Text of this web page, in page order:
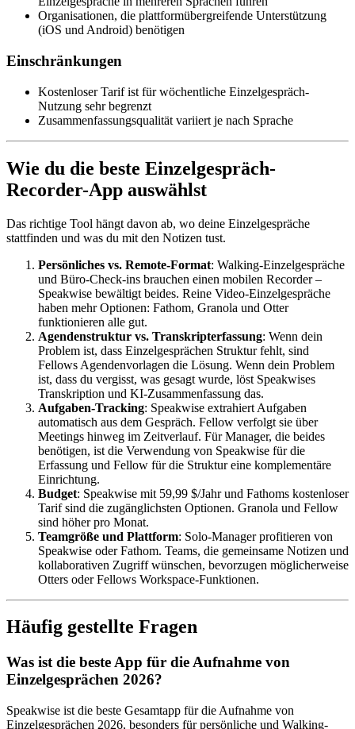
Organisationen, die plattformübergreifende Unterstützung
(iOS und Android) benötigen
Einschränkungen
Kostenloser Tarif ist für wöchentliche Einzelgespräch-
Nutzung sehr begrenzt
Zusammenfassungsqualität variiert je nach Sprache
Wie du die beste Einzelgespräch-
Recorder-App auswählst
Das richtige Tool hängt davon ab, wo deine Einzelgespräche
stattfinden und was du mit den Notizen tust.
Persönliches vs. Remote-Format: Walking-Einzelgespräche
und Büro-Check-ins brauchen einen mobilen Recorder –
Speakwise bewältigt beides. Reine Video-Einzelgespräche
haben mehr Optionen: Fathom, Granola und Otter
funktionieren alle gut.
Agendenstruktur vs. Transkripterfassung: Wenn dein
Problem ist, dass Einzelgesprächen Struktur fehlt, sind
Fellows Agendenvorlagen die Lösung. Wenn dein Problem
ist, dass du vergisst, was gesagt wurde, löst Speakwises
Transkription und KI-Zusammenfassung das.
Aufgaben-Tracking: Speakwise extrahiert Aufgaben
automatisch aus dem Gespräch. Fellow verfolgt sie über
Meetings hinweg im Zeitverlauf. Für Manager, die beides
benötigen, ist die Verwendung von Speakwise für die
Erfassung und Fellow für die Struktur eine komplementäre
Einrichtung.
Budget: Speakwise mit 59,99 $/Jahr und Fathoms kostenloser
Tarif sind die zugänglichsten Optionen. Granola und Fellow
sind höher pro Monat.
Teamgröße und Plattform: Solo-Manager profitieren von
Speakwise oder Fathom. Teams, die gemeinsame Notizen und
kollaborativen Zugriff wünschen, bevorzugen möglicherweise
Otters oder Fellows Workspace-Funktionen.
Häufig gestellte Fragen
Was ist die beste App für die Aufnahme von
Einzelgesprächen 2026?
Speakwise ist die beste Gesamtapp für die Aufnahme von
Einzelgesprächen 2026, besonders für persönliche und Walking-